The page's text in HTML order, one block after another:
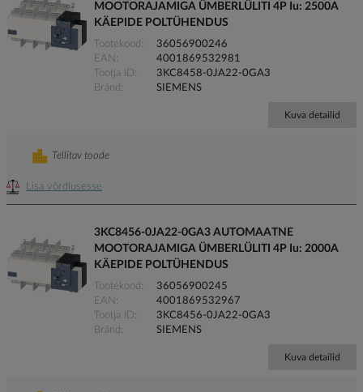
MOOTORAJAMIGA ÜMBERLÜLITI 4P Iu: 2500A
KÄEPIDE POLTÜHENDUS
Tootekood
36056900246
EAN
4001869532981
Tootja ID
3KC8458-0JA22-0GA3
Bränd
SIEMENS
Kuva detailid
Lisa võrdlusesse
Tellitav toode
3KC8456-0JA22-0GA3 AUTOMAATNE
MOOTORAJAMIGA ÜMBERLÜLITI 4P Iu: 2000A
KÄEPIDE POLTÜHENDUS
Tootekood
36056900245
EAN
4001869532967
Tootja ID
3KC8456-0JA22-0GA3
Bränd
SIEMENS
Kuva detailid